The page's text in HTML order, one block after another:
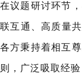
在议题研讨环节
联互通、高质量
各方秉持着相互
则，广泛吸取经